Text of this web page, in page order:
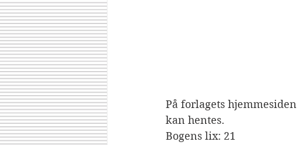
På forlagets hjemmesiden
kan hentes.
Bogens lix: 21